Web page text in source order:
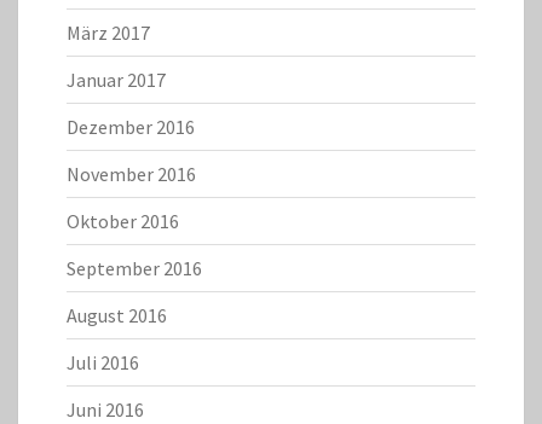
März 2017
Januar 2017
Dezember 2016
November 2016
Oktober 2016
September 2016
August 2016
Juli 2016
Juni 2016